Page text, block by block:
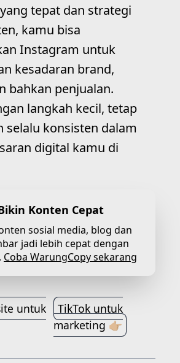
tepat dan strategi
kamu bisa
Instagram untuk
kesadaran brand,
bahkan penjualan.
langkah kecil, tetap
selalu konsisten dalam
digital kamu di
Konten Cepat
sosial media, blog dan
jadi lebih cepat dengan
Coba WarungCopy sekarang
untuk
TikTok untuk
marketing 👉🏼